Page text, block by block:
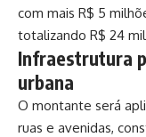
com mais R$ 5
totalizando R$ 24
Infraestrutura
urbana
O montante será
ruas e avenidas,